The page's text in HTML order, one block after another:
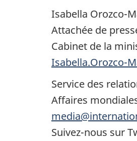
Isabella Orozco-
Attachée de
Cabinet de la
Isabella.Orozco-
Service des
Affaires
Suivez-nous sur